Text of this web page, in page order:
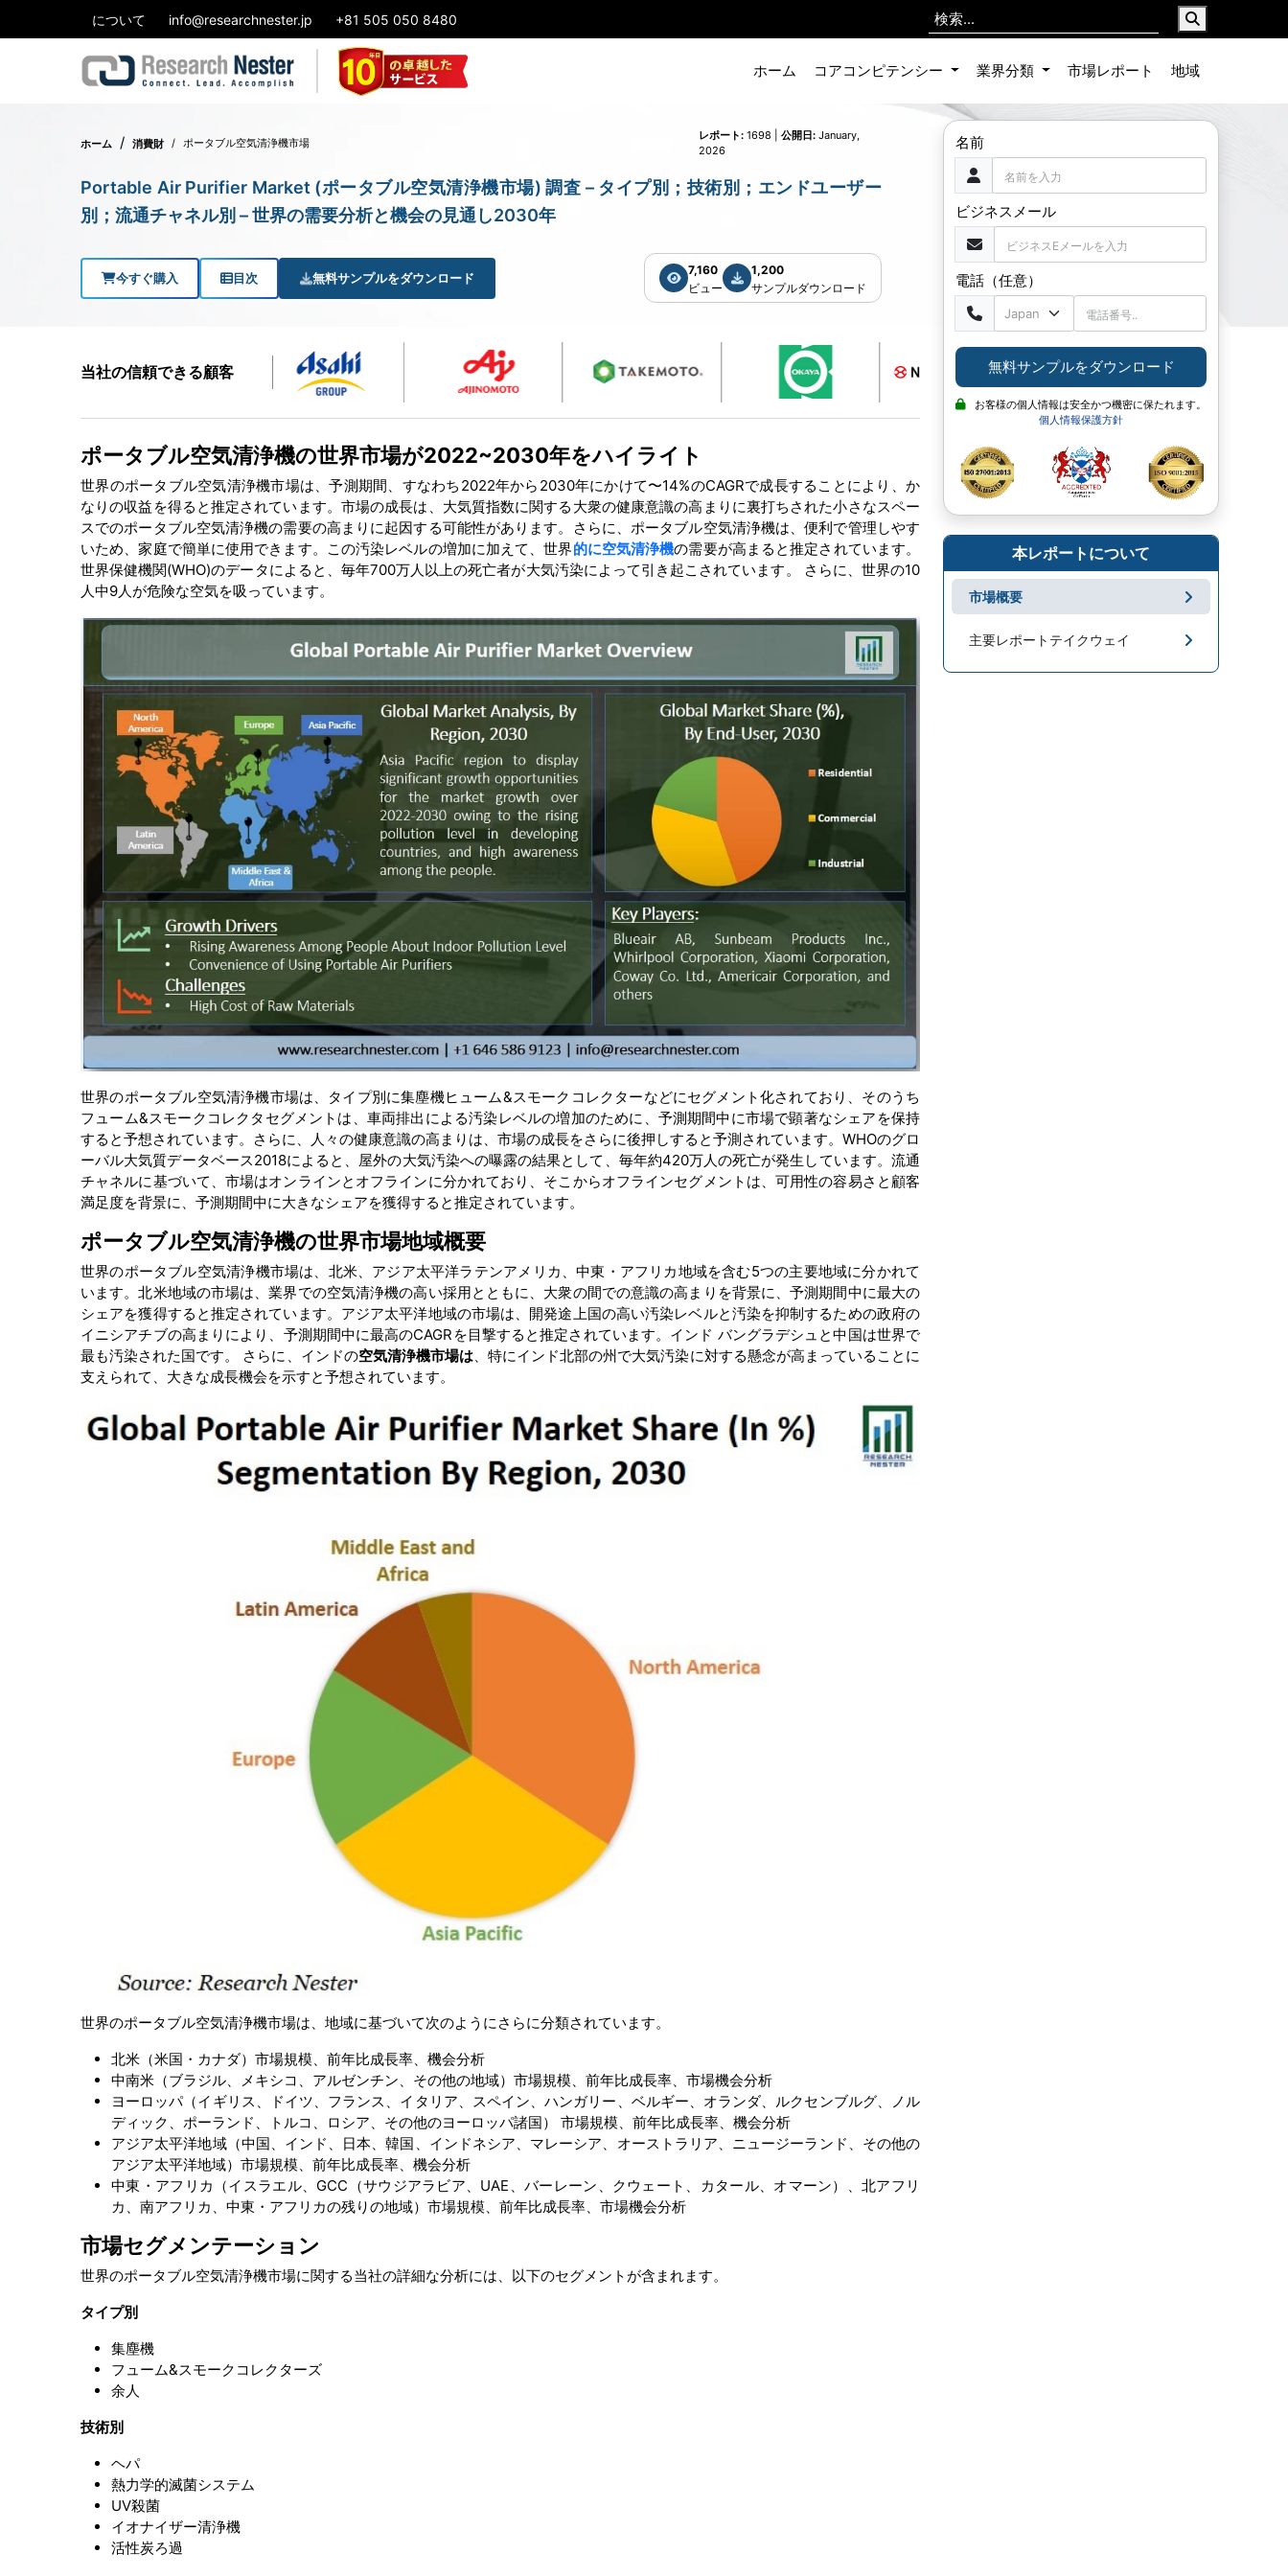
について info@researchnester.jp +81 505 050 8480
ホーム コアコンピテンシー 業界分類 市場レポート 地域
ホーム 消費財 ポータブル空気清浄機市場
レポート: 1698 | 公開日: January,
2026
Portable Air Purifier Market (ポータブル空気清浄機市場) 調査 – タイプ別；技術別；エンドユーザー
別；流通チャネル別 – 世界の需要分析と機会の見通し2030年
今すぐ購入 目次 無料サンプルをダウンロード
7,160
ビュー
1,200
サンプルダウンロード
当社の信頼できる顧客
ポータブル空気清浄機の世界市場が2022~2030年をハイライト
世界のポータブル空気清浄機市場は、予測期間、すなわち2022年から2030年にかけて〜14%のCAGRで成長することにより、か
なりの収益を得ると推定されています。市場の成長は、大気質指数に関する大衆の健康意識の高まりに裏打ちされた小さなスペー
スでのポータブル空気清浄機の需要の高まりに起因する可能性があります。さらに、ポータブル空気清浄機は、便利で管理しやす
いため、家庭で簡単に使用できます。この汚染レベルの増加に加えて、世界的に空気清浄機の需要が高まると推定されています。
世界保健機関(WHO)のデータによると、毎年700万人以上の死亡者が大気汚染によって引き起こされています。 さらに、世界の10
人中9人が危険な空気を吸っています。
世界のポータブル空気清浄機市場は、タイプ別に集塵機ヒューム&スモークコレクターなどにセグメント化されており、そのうち
フューム&スモークコレクタセグメントは、車両排出による汚染レベルの増加のために、予測期間中に市場で顕著なシェアを保持
すると予想されています。さらに、人々の健康意識の高まりは、市場の成長をさらに後押しすると予測されています。WHOのグロ
ーバル大気質データベース2018によると、屋外の大気汚染への曝露の結果として、毎年約420万人の死亡が発生しています。流通
チャネルに基づいて、市場はオンラインとオフラインに分かれており、そこからオフラインセグメントは、可用性の容易さと顧客
満足度を背景に、予測期間中に大きなシェアを獲得すると推定されています。
ポータブル空気清浄機の世界市場地域概要
世界のポータブル空気清浄機市場は、北米、アジア太平洋ラテンアメリカ、中東・アフリカ地域を含む5つの主要地域に分かれて
います。北米地域の市場は、業界での空気清浄機の高い採用とともに、大衆の間での意識の高まりを背景に、予測期間中に最大の
シェアを獲得すると推定されています。アジア太平洋地域の市場は、開発途上国の高い汚染レベルと汚染を抑制するための政府の
イニシアチブの高まりにより、予測期間中に最高のCAGRを目撃すると推定されています。インド バングラデシュと中国は世界で
最も汚染された国です。 さらに、インドの空気清浄機市場は、特にインド北部の州で大気汚染に対する懸念が高まっていることに
支えられて、大きな成長機会を示すと予想されています。
世界のポータブル空気清浄機市場は、地域に基づいて次のようにさらに分類されています。
北米（米国・カナダ）市場規模、前年比成長率、機会分析
中南米（ブラジル、メキシコ、アルゼンチン、その他の地域）市場規模、前年比成長率、市場機会分析
ヨーロッパ（イギリス、ドイツ、フランス、イタリア、スペイン、ハンガリー、ベルギー、オランダ、ルクセンブルグ、ノル
ディック、ポーランド、トルコ、ロシア、その他のヨーロッパ諸国） 市場規模、前年比成長率、機会分析
アジア太平洋地域（中国、インド、日本、韓国、インドネシア、マレーシア、オーストラリア、ニュージーランド、その他の
アジア太平洋地域）市場規模、前年比成長率、機会分析
中東・アフリカ（イスラエル、GCC（サウジアラビア、UAE、バーレーン、クウェート、カタール、オマーン）、北アフリ
カ、南アフリカ、中東・アフリカの残りの地域）市場規模、前年比成長率、市場機会分析
市場セグメンテーション
世界のポータブル空気清浄機市場に関する当社の詳細な分析には、以下のセグメントが含まれます。
タイプ別
集塵機
フューム&スモークコレクターズ
余人
技術別
ヘパ
熱力学的滅菌システム
UV殺菌
イオナイザー清浄機
活性炭ろ過
名前
ビジネスメール
電話（任意）
無料サンプルをダウンロード
お客様の個人情報は安全かつ機密に保たれます。
個人情報保護方針
本レポートについて
市場概要
主要レポートテイクウェイ